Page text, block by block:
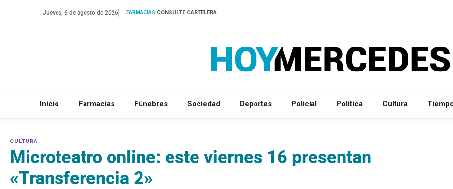
Jueves, 6 de agosto de 2026 FARMACIAS:CONSULTE CARTELERA
Inicio Farmacias Fúnebres Sociedad Deportes Policial Política Cultura Tiempo
Microteatro online: este viernes 16 presentan
«Transferencia 2»